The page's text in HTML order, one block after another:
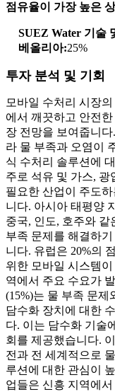
점유율이 가장 높은
SUEZ Water 기술
베올리아:25%
투자 분석 및 기회
모바일 수처리 시장
에서 깨끗하고 안전
장 전망을 보여줍니
라 물 부족과 오염이
식 수처리 솔루션에
주로 석유 및 가스, 광
필요한 산업이 주도
니다. 아시아 태평양
중국, 인도, 호주와 같
부족 문제를 해결하
니다. 유럽은 20%의
위한 모바일 시스템
역에서 주요 수요가
(15%)는 물 부족 문제
담수화 장치에 대한
다. 이는 담수화 기술
회를 제공했습니다.
전과 전 세계적으로
루션에 대한 관심이
업들은 신흥 지역에